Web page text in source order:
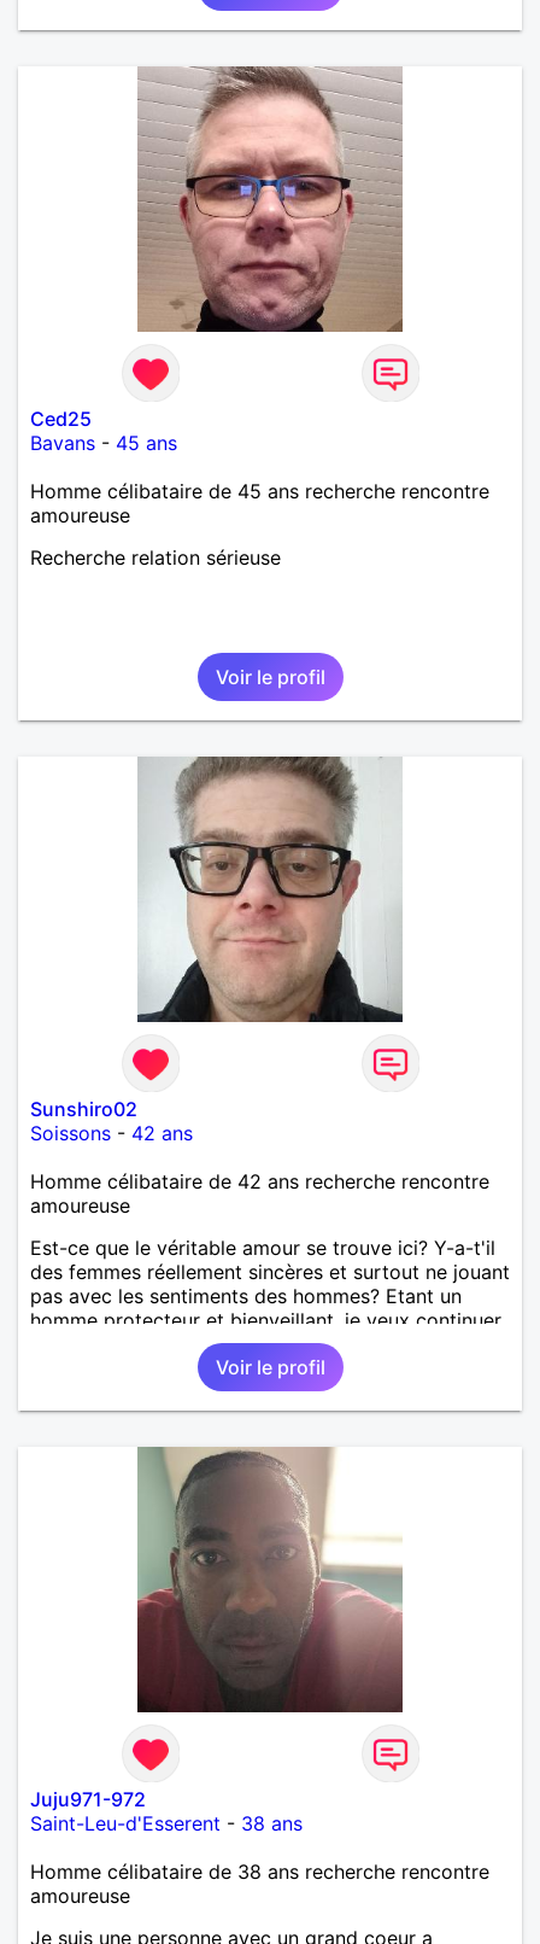
Ced25
Bavans - 45 ans
Homme célibataire de 45 ans recherche rencontre
amoureuse
Recherche relation sérieuse
Voir le profil
Sunshiro02
Soissons - 42 ans
Homme célibataire de 42 ans recherche rencontre
amoureuse
Est-ce que le véritable amour se trouve ici? Y-a-t'il
des femmes réellement sincères et surtout ne jouant
pas avec les sentiments des hommes? Etant un
homme protecteur et bienveillant, je veux continuer
d'y croire et pouvoir enfin former la petite famille
que je désir temps. Faux profil, profiteuse et autres
joyeuseté passer votre chemin, vous ne
m'intéressez pas du tout!
Voir le profil
Juju971-972
Saint-Leu-d'Esserent - 38 ans
Homme célibataire de 38 ans recherche rencontre
amoureuse
Je suis une personne avec un grand coeur a